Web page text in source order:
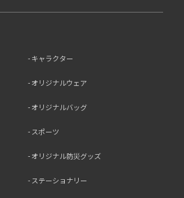
キャラクター
オリジナルウェア
オリジナルバッグ
スポーツ
オリジナル防災グッズ
ステーショナリー